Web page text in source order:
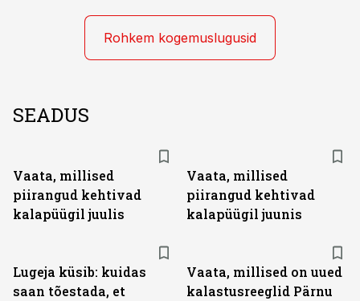
Rohkem kogemuslugusid
SEADUS
Vaata, millised
piirangud kehtivad
kalapüügil juulis
Vaata, millised
piirangud kehtivad
kalapüügil juunis
Lugeja küsib: kuidas
saan tõestada, et
Vaata, millised on uued
kalastusreeglid Pärnu